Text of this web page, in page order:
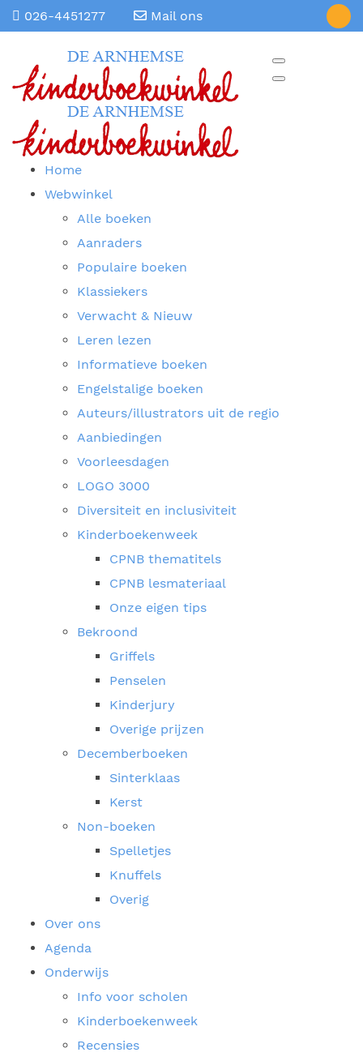
026-4451277 Mail ons
Home
Webwinkel
Alle boeken
Aanraders
Populaire boeken
Klassiekers
Verwacht & Nieuw
Leren lezen
Informatieve boeken
Engelstalige boeken
Auteurs/illustrators uit de regio
Aanbiedingen
Voorleesdagen
LOGO 3000
Diversiteit en inclusiviteit
Kinderboekenweek
CPNB thematitels
CPNB lesmateriaal
Onze eigen tips
Bekroond
Griffels
Penselen
Kinderjury
Overige prijzen
Decemberboeken
Sinterklaas
Kerst
Non-boeken
Spelletjes
Knuffels
Overig
Over ons
Agenda
Onderwijs
Info voor scholen
Kinderboekenweek
Recensies